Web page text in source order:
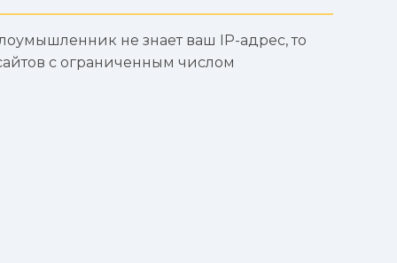
не знает ваш IP-адрес, то
с ограниченным числом